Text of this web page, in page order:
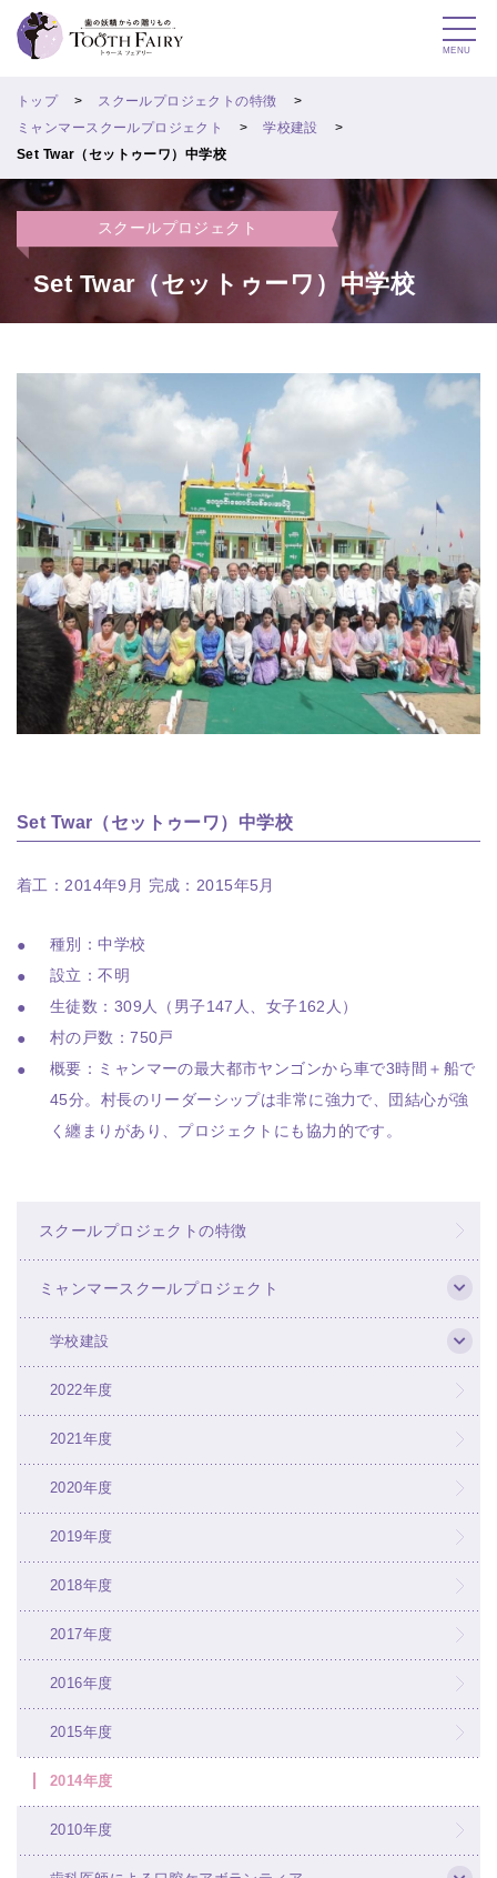
MENU
トップ
スクールプロジェクトの特徴
ミャンマースクールプロジェクト
学校建設
Set Twar（セットゥーワ）中学校
スクールプロジェクト
Set Twar（セットゥーワ）中学校
Set Twar（セットゥーワ）中学校
着工：2014年9月 完成：2015年5月
種別：中学校
設立：不明
生徒数：309人（男子147人、女子162人）
村の戸数：750戸
概要：ミャンマーの最大都市ヤンゴンから車で3時間＋船で
45分。村長のリーダーシップは非常に強力で、団結心が強
く纏まりがあり、プロジェクトにも協力的です。
スクールプロジェクトの特徴
ミャンマースクールプロジェクト
学校建設
2022年度
2021年度
2020年度
2019年度
2018年度
2017年度
2016年度
2015年度
2014年度
2010年度